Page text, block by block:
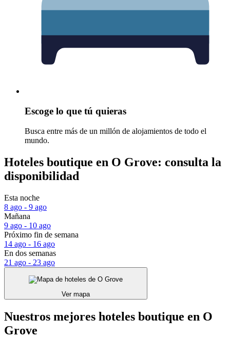
Escoge lo que tú quieras
Busca entre más de un millón de alojamientos de todo el
mundo.
Hoteles boutique en O Grove: consulta la
disponibilidad
Esta noche
8 ago - 9 ago
Mañana
9 ago - 10 ago
Próximo fin de semana
14 ago - 16 ago
En dos semanas
21 ago - 23 ago
Ver mapa
Nuestros mejores hoteles boutique en O
Grove